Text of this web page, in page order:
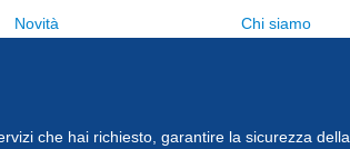
che hai richiesto, garantire la sicurezza della
Novità
Chi siamo